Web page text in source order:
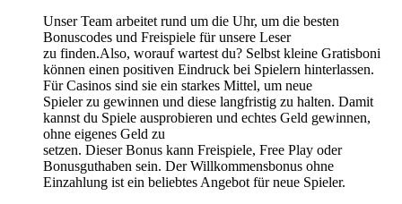
Unser Team arbeitet rund um die Uhr, um die besten
Bonuscodes und Freispiele für unsere Leser
zu finden.Also, worauf wartest du? Selbst kleine Gratisboni
können einen positiven Eindruck bei Spielern hinterlassen.
Für Casinos sind sie ein starkes Mittel, um neue
Spieler zu gewinnen und diese langfristig zu halten. Damit
kannst du Spiele ausprobieren und echtes Geld gewinnen,
ohne eigenes Geld zu
setzen. Dieser Bonus kann Freispiele, Free Play oder
Bonusguthaben sein. Der Willkommensbonus ohne
Einzahlung ist ein beliebtes Angebot für neue Spieler.